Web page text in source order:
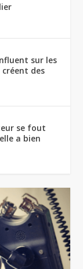
sur les
des
se fout
a bien